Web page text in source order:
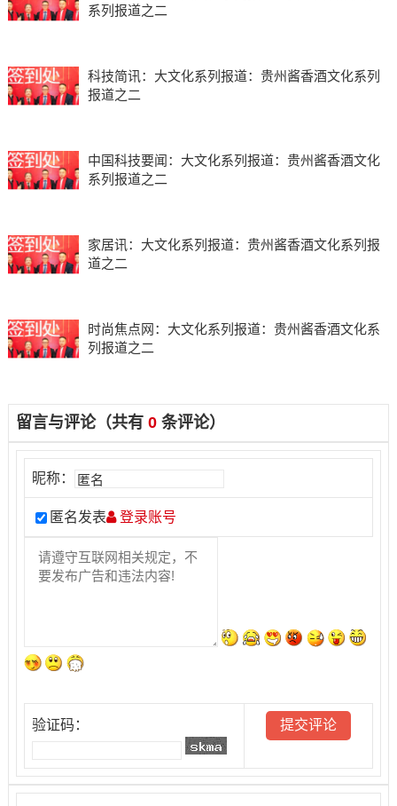
系列报道之二
科技简讯：大文化系列报道：贵州酱香酒文化系列
报道之二
中国科技要闻：大文化系列报道：贵州酱香酒文化
系列报道之二
家居讯：大文化系列报道：贵州酱香酒文化系列报
道之二
时尚焦点网：大文化系列报道：贵州酱香酒文化系
列报道之二
留言与评论（共有 0条评论）
昵称：
匿名发表 登录账号
验证码：